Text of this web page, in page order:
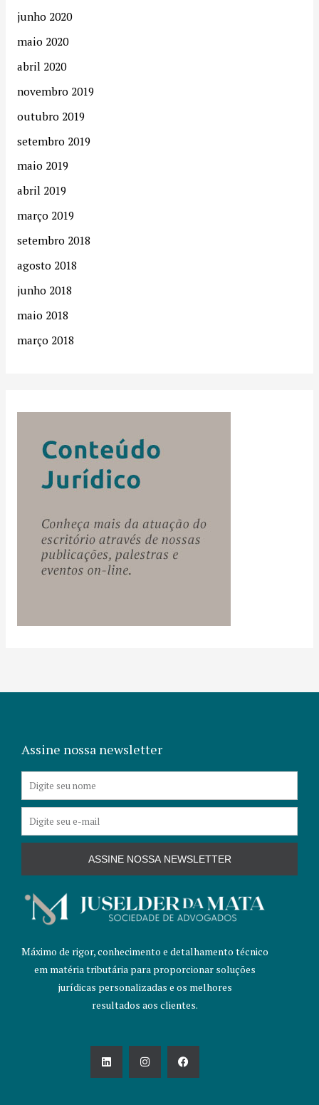
a
r
p
o
r
:
junho 2020
maio 2020
abril 2020
novembro 2019
outubro 2019
setembro 2019
maio 2019
abril 2019
março 2019
setembro 2018
agosto 2018
junho 2018
maio 2018
março 2018
Máximo de rigor, conhecimento e detalhamento técnico
em matéria tributária para proporcionar soluções
jurídicas personalizadas e os melhores
resultados aos clientes.
L
i
n
k
I
n
s
t
F
a
c
e
Assine nossa newsletter
Nome
E-
mail
ASSINE NOSSA NEWSLETTER